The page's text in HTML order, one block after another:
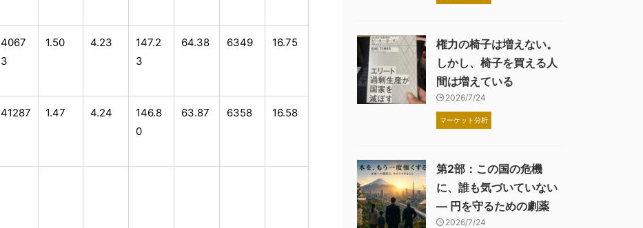
4067
3
1.50 4.23
147.2
3
64.38 6349 16.75
41287 1.47 4.24
146.8
0
63.87 6358 16.58
権力の椅子は増えない。
しかし、椅子を買える人
間は増えている
2026/7/24
マーケット分析
第2部：この国の危機
に、誰も気づいていない
― 円を守るための劇薬
2026/7/24